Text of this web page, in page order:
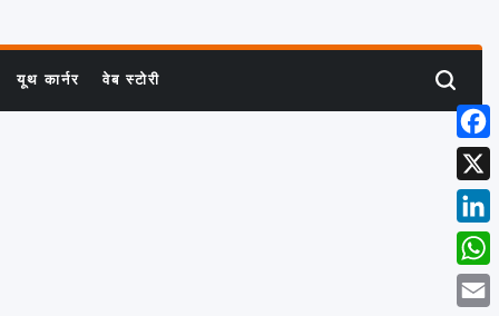
यूथ कार्नर वेब स्टोरी Search
X